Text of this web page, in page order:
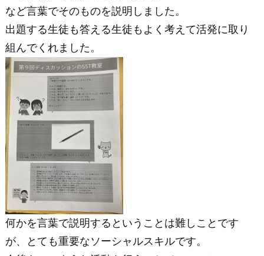
など言葉でそのものを説明しました。
出題する生徒も答える生徒もよく考えて活発に取り
組んでくれました。
何かを言葉で説明するということは難しことです
が、とても重要なソーシャルスキルです。